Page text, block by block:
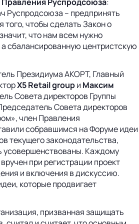
Руспродсоюза – предпринять
того, чтобы сделать Закон о
что нам всем нужно
сбалансированную центристскую
Президиума АКОРТ, Главный
Х5 Retail groupи Максим
Совета директоров Группы
Совета директоров
член Правления
собравшимся на Форуме идеи
текущего законодательства,
усовершенствованы. Каждому
при регистрации проект
и включения в дискуссию.
которые продвигает
призванная защищать